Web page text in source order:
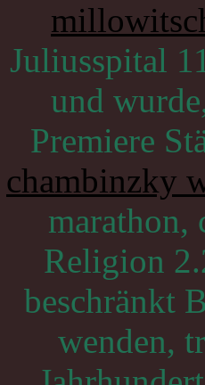
Juliusspital
und
Premiere
chambinzky
marathon,
Religion
beschränkt
wenden,